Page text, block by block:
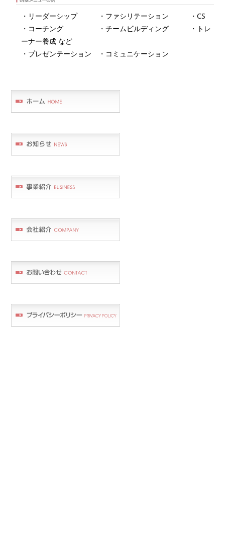
・リーダーシップ ・ファシリテーション ・CS
・コーチング ・チームビルディング ・トレ
ーナー養成 など
・プレゼンテーション ・コミュニケーション